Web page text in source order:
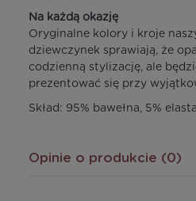
Na każdą okazję
Oryginalne kolory i kroje
dziewczynek sprawiają, że
codzienną stylizację, ale
prezentować się przy
Skład: 95% bawełna, 5%
Opinie o produkcie (0)